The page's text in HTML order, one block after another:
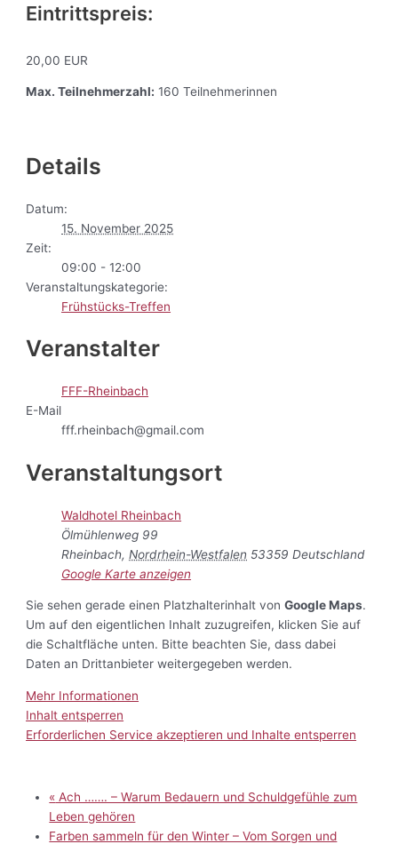
Eintrittspreis:
20,00 EUR
Max. Teilnehmerzahl: 160 Teilnehmerinnen
Details
Datum:
15. November 2025
Zeit:
09:00 - 12:00
Veranstaltungskategorie:
Frühstücks-Treffen
Veranstalter
FFF-Rheinbach
E-Mail
fff.rheinbach@gmail.com
Veranstaltungsort
Waldhotel Rheinbach
Ölmühlenweg 99
Rheinbach, Nordrhein-Westfalen 53359 Deutschland
Google Karte anzeigen
Sie sehen gerade einen Platzhalterinhalt vonGoogle Maps.
Um auf den eigentlichen Inhalt zuzugreifen, klicken Sie auf
die Schaltfläche unten. Bitte beachten Sie, dass dabei
Daten an Drittanbieter weitergegeben werden.
Mehr Informationen
Inhalt entsperren
Erforderlichen Service akzeptieren und Inhalte entsperren
« Ach ……. – Warum Bedauern und Schuldgefühle zum
Leben gehören
Farben sammeln für den Winter – Vom Sorgen und